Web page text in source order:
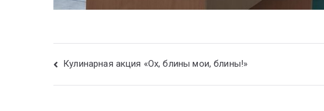
Кулинарная акция «Ох, блины мои, блины!»